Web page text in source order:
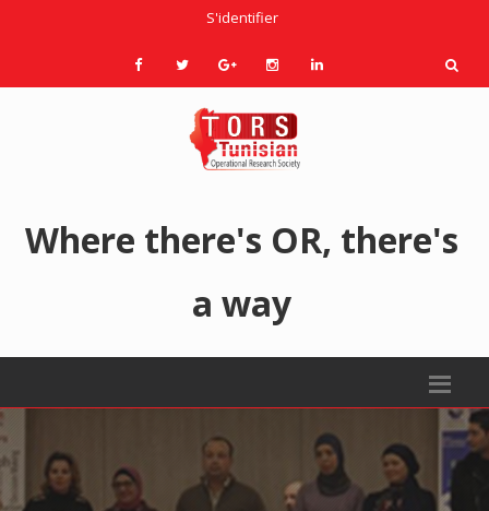
S'identifier
Where there's OR, there's
a way